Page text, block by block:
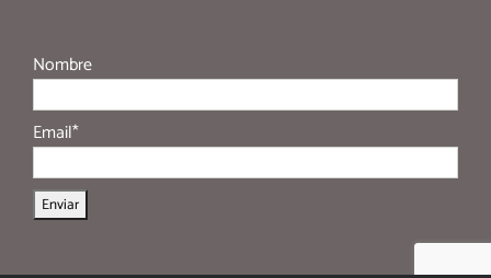
Nombre
Email*